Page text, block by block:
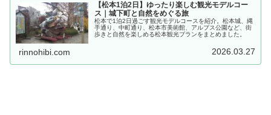
【松本1泊2日】ゆったり楽しむ観光モデルコー
ス｜城下町と自然をめぐる旅
松本で1泊2日過ごす観光モデルコースを紹介。松本城、縄
手通り、中町通り、松本市美術館、アルプス公園など、街
歩きと自然を楽しめる松本観光プランをまとめました。
rinnohibi.com 2026.03.27